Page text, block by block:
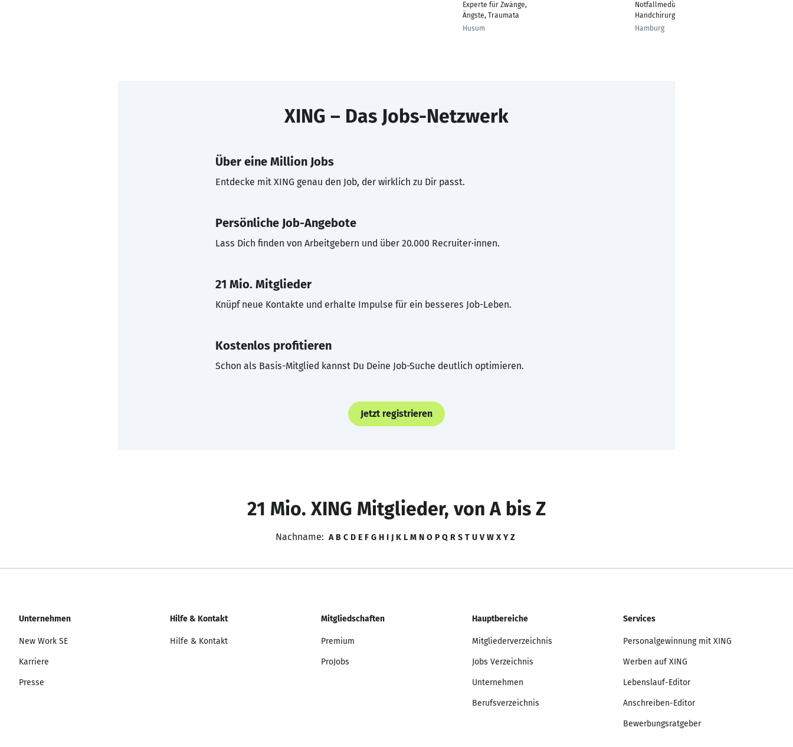
Experte für Zwänge,
Ängste, Traumata
Husum
Notfallmedizin und
Handchirurgie
Hamburg
XING – Das Jobs-Netzwerk
Über eine Million Jobs
Entdecke mit XING genau den Job, der wirklich zu Dir passt.
Persönliche Job-Angebote
Lass Dich finden von Arbeitgebern und über 20.000 Recruiter·innen.
21 Mio. Mitglieder
Knüpf neue Kontakte und erhalte Impulse für ein besseres Job-Leben.
Kostenlos profitieren
Schon als Basis-Mitglied kannst Du Deine Job-Suche deutlich optimieren.
Jetzt registrieren
21 Mio. XING Mitglieder, von A bis Z
Nachname: A B C D E F G H I J K L M N O P Q R S T U V W X Y Z
Unternehmen
New Work SE
Karriere
Presse
Hilfe & Kontakt
Hilfe & Kontakt
Mitgliedschaften
Premium
ProJobs
Hauptbereiche
Mitgliederverzeichnis
Jobs Verzeichnis
Unternehmen
Berufsverzeichnis
Services
Personalgewinnung mit XING
Werben auf XING
Lebenslauf-Editor
Anschreiben-Editor
Bewerbungsratgeber